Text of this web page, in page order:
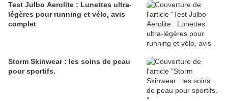
Test Julbo Aerolite : Lunettes ultra-
légères pour running et vélo, avis
complet
Storm Skinwear : les soins de peau
pour sportifs.